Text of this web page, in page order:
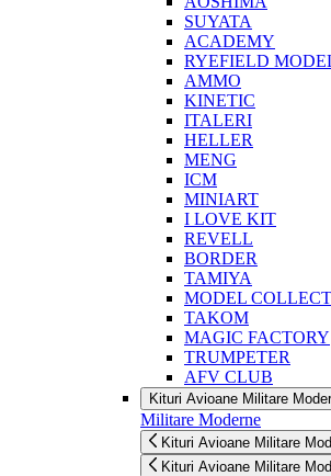
SUYATA
ACADEMY
RYEFIELD
AMMO
KINETIC
ITALERI
HELLER
MENG
ICM
MINIART
I LOVE KIT
REVELL
BORDER
TAMIYA
MODEL COLLECT
TAKOM
MAGIC FACTORY
TRUMPETER
AFV CLUB
Kituri Avioane Militare
Militare Moderne
Kituri Avioane Militare
Kituri Avioane Militare